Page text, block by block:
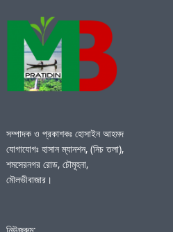
সম্পাদক ও প্রকাশকঃ হোসাইন আহমদ
যোগাযোগঃ হাসান ম্যানশন, (নিচ তলা),
শমসেরনগর রোড, চৌমূহনা,
মৌলভীবাজার।